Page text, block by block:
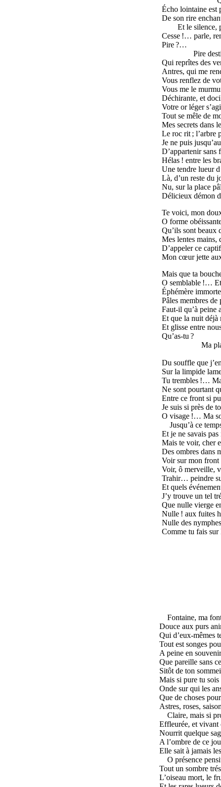
Écho lointaine est
De son rire
Et le silence,
Cesse !… parle,
Pire ?…
Pire
Qui reprîtes des
Antres, qui me
Vous renflez de
Vous me le
Déchirante, et
Votre or léger
Tout se mêle de
Mes secrets dans
Le roc rit ; l’arbre
Je ne puis
D’appartenir sans
Hélas ! entre les
Une tendre lueur
Là, d’un reste du
Nu, sur la place
Délicieux démon
Te voici, mon
O forme
Qu’ils sont beaux
Mes lentes mains,
D’appeler ce
Mon cœur jette
Mais que ta
O semblable !…
Éphémère
Pâles membres
Faut-il qu’à peine
Et que la nuit déjà
Et glisse entre
Qu’as-tu ?
Ma
Du souffle que
Sur la limpide
Tu trembles !…
Ne sont pourtant
Entre ce front si
Je suis si près de
O visage !… Ma
Jusqu’à ce
Et je ne savais
Mais te voir, cher
Des ombres dans
Voir sur mon front
Voir, ô merveille,
Trahir… peindre
Et quels
J’y trouve un tel
Que nulle vierge
Nulle ! aux fuites
Nulle des
Comme tu fais
Fontaine, ma
Douce aux purs
Qui d’eux-mêmes
Tout est songes
A peine en
Que pareille sans
Sitôt de ton
Mais si pure tu sois
Onde sur qui les
Que de choses
Astres, roses,
Claire, mais si
Effleurée, et vivant
Nourrit quelque
A l’ombre de ce
Elle sait à jamais
O présence
Tout un sombre
L’oiseau mort, le